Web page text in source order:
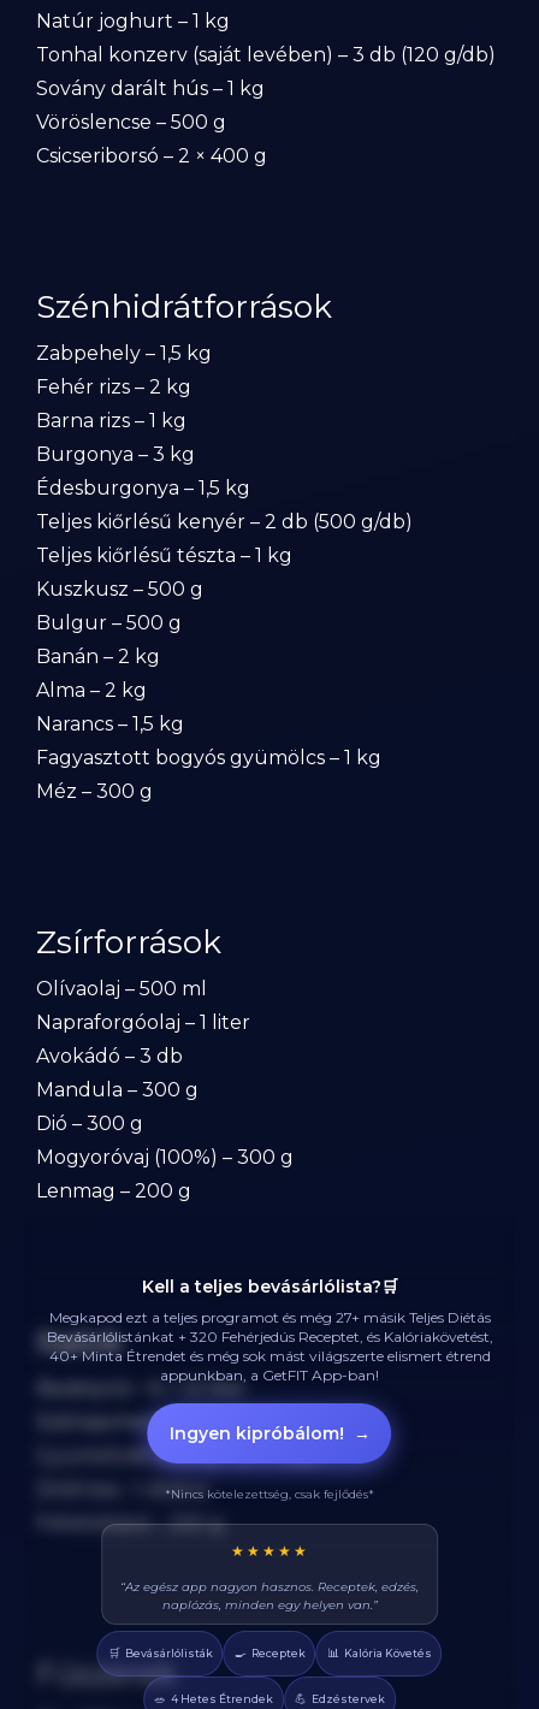
Natúr joghurt – 1 kg
Tonhal konzerv (saját levében) – 3 db (120 g/db)
Sovány darált hús – 1 kg
Vöröslencse – 500 g
Csicseriborsó – 2 × 400 g
Szénhidrátforrások
Zabpehely – 1,5 kg
Fehér rizs – 2 kg
Barna rizs – 1 kg
Burgonya – 3 kg
Édesburgonya – 1,5 kg
Teljes kiőrlésű kenyér – 2 db (500 g/db)
Teljes kiőrlésű tészta – 1 kg
Kuszkusz – 500 g
Bulgur – 500 g
Banán – 2 kg
Alma – 2 kg
Narancs – 1,5 kg
Fagyasztott bogyós gyümölcs – 1 kg
Méz – 300 g
Zsírforrások
Olívaolaj – 500 ml
Napraforgóolaj – 1 liter
Avokádó – 3 db
Mandula – 300 g
Dió – 300 g
Mogyoróvaj (100%) – 300 g
Lenmag – 200 g
Italok
Ásványvíz – 6 × 1,5 liter
Szénsavmentes víz – 3 × 1,5 liter
Gyümölcslé (100%) – 2 × 1 liter
Zöld tea – 1 doboz
Feketekávé – 250 g
Fűszerek
Kell a teljes bevásárlólista?🛒
Megkapod ezt a teljes programot és még 27+ másik Teljes Diétás
Bevásárlólistánkat + 320 Fehérjedús Receptet, és Kalóriakövetést,
40+ Minta Étrendet és még sok mást világszerte elismert étrend
appunkban, a GetFIT App-ban!
Ingyen kipróbálom! →
*Nincs kötelezettség, csak fejlődés*
★★★★★
“Az egész app nagyon hasznos. Receptek, edzés,
naplózás, minden egy helyen van.”
🛒 Bevásárlólisták 🍳 Receptek 📊 Kalória Követés
🥗 4 Hetes Étrendek 💪 Edzéstervek